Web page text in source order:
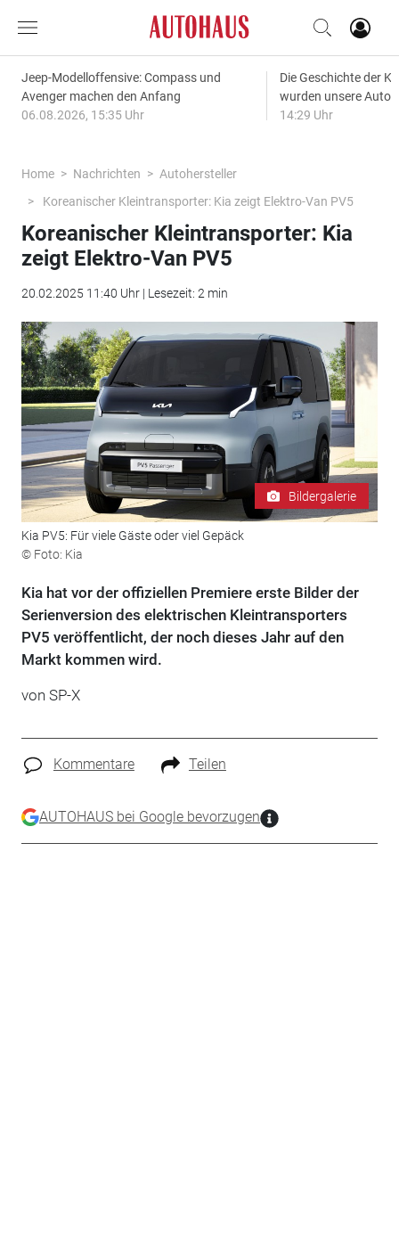
Jeep-Modelloffensive: Compass und
Avenger machen den Anfang
06.08.2026, 15:35 Uhr
Die Geschichte der
wurden unsere
14:29 Uhr
Home Nachrichten
Autohersteller
Koreanischer Kleintransporter: Kia zeigt Elektro-Van PV5
Koreanischer Kleintransporter: Kia
zeigt Elektro-Van PV5
20.02.2025 11:40 Uhr | Lesezeit: 2 min
Bildergalerie
Kia PV5: Für viele Gäste oder viel Gepäck
© Foto: Kia
Kia hat vor der offiziellen Premiere erste Bilder der
Serienversion des elektrischen Kleintransporters
PV5 veröffentlicht, der noch dieses Jahr auf den
Markt kommen wird.
von SP-X
Kommentare Teilen
AUTOHAUS bei Google bevorzugen